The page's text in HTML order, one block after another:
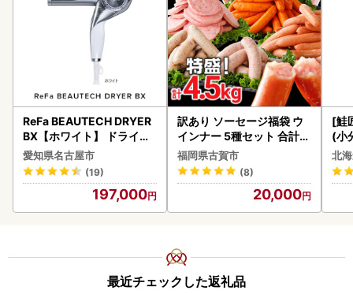
ReFa BEAUTECH DRYER
BX【ホワイト】 ドライヤ
ー 美容 家電 ドライヤー リ
ファ
愛知県名古屋市
(19)
197,000
訳あり ソーセージ福袋 ウ
インナー 5種セット 合計4.
5kg ソーセージ
福岡県古賀市
(8)
20,000
[鮭
(小
5
北
最近チェックした返礼品